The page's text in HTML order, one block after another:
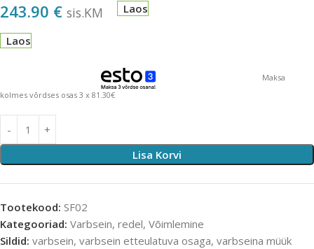
243.90 € sis.KM Laos
Laos
Maksa
kolmes võrdses osas 3 x 81.30€
Lisa Korvi
Tootekood: SF02
Kategooriad: Varbsein, redel, Võimlemine
Sildid: varbsein, varbsein etteulatuva osaga, varbseina müük